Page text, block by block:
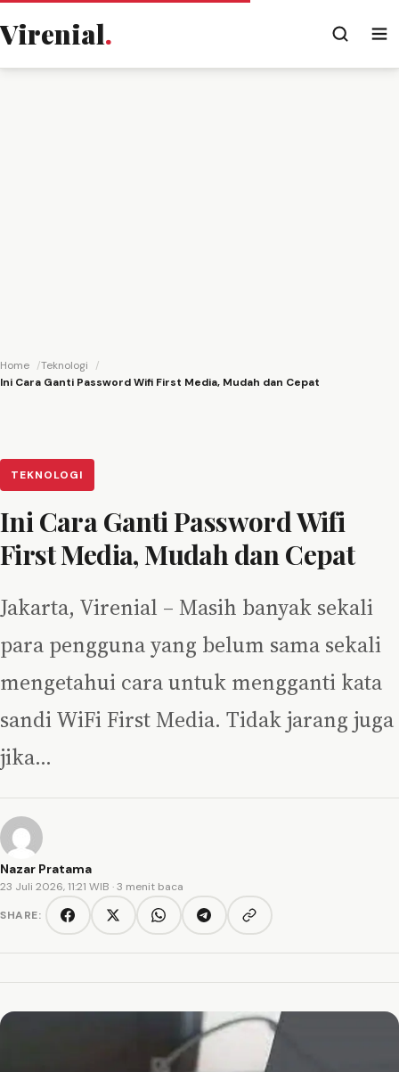
Virenial.
Home
Teknologi
Ini Cara Ganti Password Wifi First Media, Mudah dan Cepat
TEKNOLOGI
Ini Cara Ganti Password Wifi
First Media, Mudah dan Cepat
Jakarta, Virenial – Masih banyak sekali
para pengguna yang belum sama sekali
mengetahui cara untuk mengganti kata
sandi WiFi First Media. Tidak jarang juga
jika…
Nazar Pratama
23 Juli 2026, 11:21 WIB · 3 menit baca
SHARE:
FacebookTwitter/XWhatsAppTelegramCopy link